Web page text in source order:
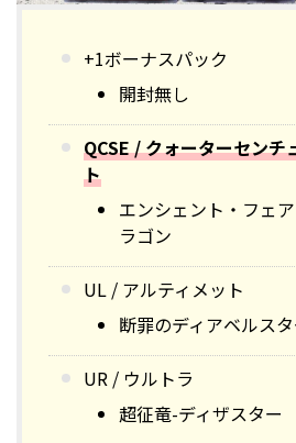
+1ボーナスパック
開封無し
QCSE / クォーターセンチ
ト
エンシェント・フェ
ラゴン
UL / アルティメット
断罪のディアベルス
UR / ウルトラ
超征竜-ディザスター